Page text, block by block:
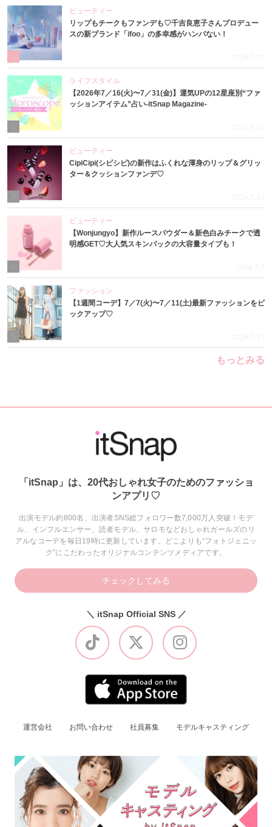
ビューティー
リップもチークもファンデも♡千吉良恵子さんプロデュー
スの新ブランド「ifoo」の多幸感がハンパない！
2026.7.10
ライフスタイル
【2026年7／16(火)〜7／31(金)】運気UPの12星座別“ファ
ッションアイテム”占い-itSnap Magazine-
2026.7.16
3
ビューティー
CipiCipi(シピシピ)の新作はふくれな渾身のリップ＆グリッ
ター＆クッションファンデ♡
2026.7.14
4
ビューティー
【Wonjungyo】新作ルースパウダー＆新色白みチークで透
明感GET♡大人気スキンパックの大容量タイプも！
2026.7.9
ファッション
【1週間コーデ】7／7(火)〜7／11(土)最新ファッションをピ
ックアップ♡
2026.7.15
もっとみる
「itSnap」は、20代おしゃれ女子のためのファッショ
ンアプリ♡
出演モデル約800名、出演者SNS総フォロワー数7,000万人突破！モデ
ル、インフルエンサー、読者モデル、サロモなどおしゃれガールズのリ
アルなコーデを毎日19時に更新しています。どこよりも“フォトジェニッ
ク”にこだわったオリジナルコンテンツメディアです。
チェックしてみる
＼ itSnap Official SNS ／
運営会社 お問い合わせ 社員募集 モデルキャスティング